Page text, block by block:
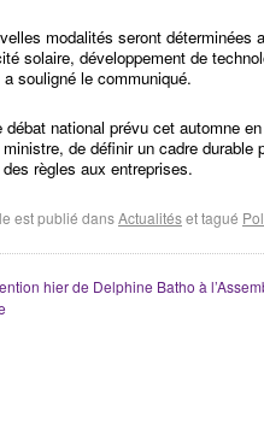
modalités seront
solaire, développement de
souligné le communiqué.
débat national prévu cet automne
de définir un cadre
règles aux entreprises.
est publié dansActualitéset tagué
hier de Delphine Batho à